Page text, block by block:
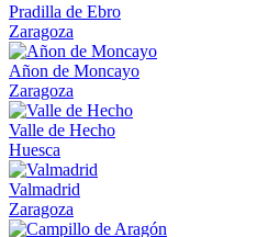
Pradilla de Ebro
Zaragoza
Añon de Moncayo
Zaragoza
Valle de Hecho
Huesca
Valmadrid
Zaragoza